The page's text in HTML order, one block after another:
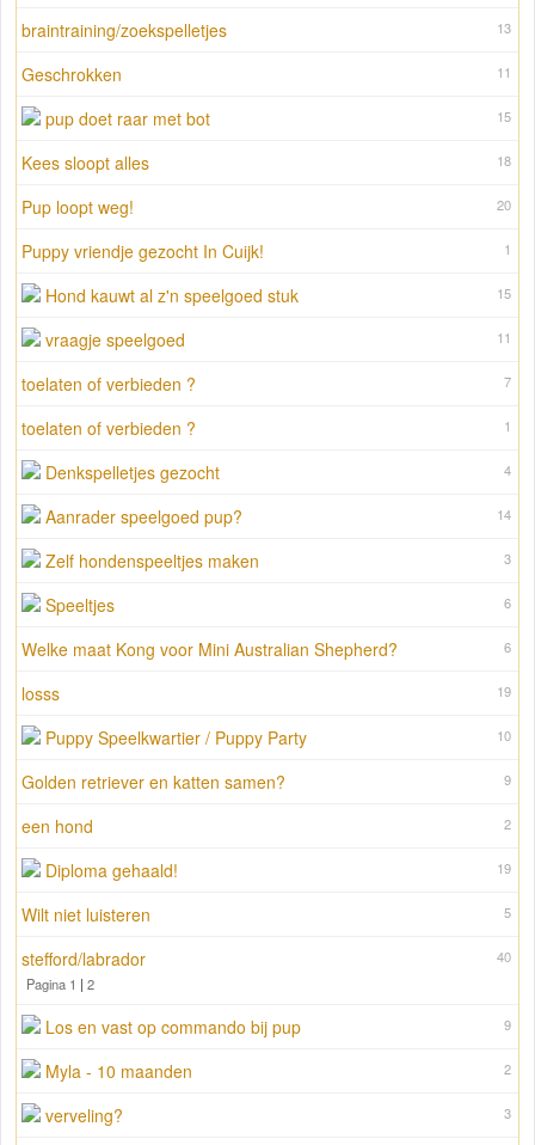
13
braintraining/zoekspelletjes
11
Geschrokken
15
pup doet raar met bot
18
Kees sloopt alles
20
Pup loopt weg!
1
Puppy vriendje gezocht In Cuijk!
15
Hond kauwt al z'n speelgoed stuk
11
vraagje speelgoed
7
toelaten of verbieden ?
1
toelaten of verbieden ?
4
Denkspelletjes gezocht
14
Aanrader speelgoed pup?
3
Zelf hondenspeeltjes maken
6
Speeltjes
6
Welke maat Kong voor Mini Australian Shepherd?
19
losss
10
Puppy Speelkwartier / Puppy Party
9
Golden retriever en katten samen?
2
een hond
19
Diploma gehaald!
5
Wilt niet luisteren
40
stefford/labrador
Pagina 1 | 2
9
Los en vast op commando bij pup
2
Myla - 10 maanden
3
verveling?